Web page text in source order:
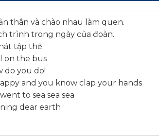
thân và chào nhau làm quen.
trình trong ngày của đoàn.
tập thể:
on the bus
do you do!
and you know clap your hands
to sea sea sea
dear earth